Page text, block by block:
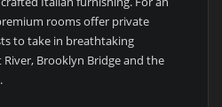
rooms offer private
to take in breathtaking
Brooklyn Bridge and the